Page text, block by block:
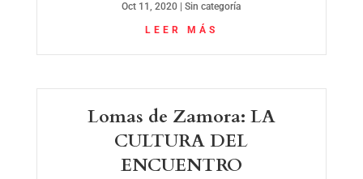
Oct 11, 2020 |Sin categoría
LEER MÁS
Lomas de Zamora: LA
CULTURA DEL
ENCUENTRO